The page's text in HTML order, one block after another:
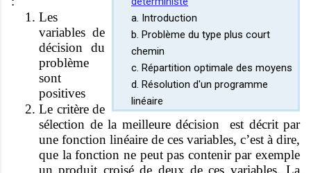
a. Introduction
b. Problème du type plus court
chemin
c. Répartition optimale des moyens
d. Résolution d'un programme
linéaire
Les
variables de
décision du
problème
sont
positives
Le critère de
sélection de la meilleure décision est décrit par
une fonction linéaire de ces variables, c’est à dire,
que la fonction ne peut pas contenir par exemple
un produit croisé de deux de ces variables. La